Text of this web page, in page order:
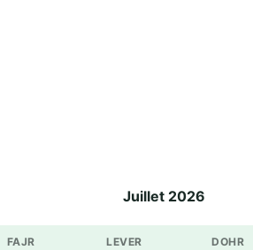
Juillet 2026
FAJR LEVER DOHR